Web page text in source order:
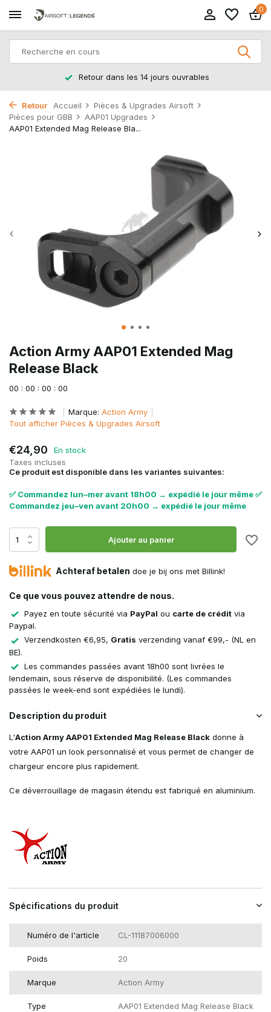
0
Retour dans les 14 jours ouvrables
Retour Accueil
Pièces & Upgrades Airsoft
Pièces pour GBB
AAP01 Upgrades
AAP01 Extended Mag Release Bla...
Action Army AAP01 Extended Mag
Release Black
00 : 00 : 00 : 00
Marque: Action Army
Tout afficher Pièces & Upgrades Airsoft
€24,90
En stock
Taxes incluses
Ce produit est disponible dans les variantes suivantes:
✅ Commandez lun–mer avant 18h00 → expédié le jour même ✅
Commandez jeu–ven avant 20h00 → expédié le jour même
Ajouter au panier
Achteraf betalen doe je bij ons met Billink!
Ce que vous pouvez attendre de nous.
Payez en toute sécurité via PayPal ou carte de crédit via
Paypal.
Verzendkosten €6,95, Gratis verzending vanaf €99,- (NL en
BE).
Les commandes passées avant 18h00 sont livrées le
lendemain, sous réserve de disponibilité. (Les commandes
passées le week-end sont expédiées le lundi).
Description du produit
L'Action Army AAP01 Extended Mag Release Black donne à
votre AAP01 un look personnalisé et vous permet de changer de
chargeur encore plus rapidement.
Ce déverrouillage de magasin étendu est fabriqué en aluminium.
Spécifications du produit
Numéro de l'article CL-11187006000
Poids 20
Marque Action Army
Type AAP01 Extended Mag Release Black